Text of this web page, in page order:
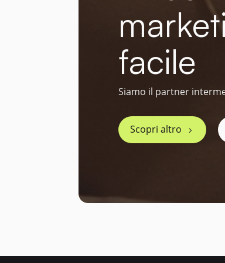
facile
Siamo il partner
Scopri altro